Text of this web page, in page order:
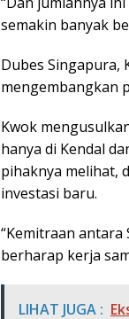
semakin banyak
Dubes Singapura,
mengembangkan
Kwok
hanya di Kendal
pihaknya melihat,
investasi baru.
“Kemitraan
berharap kerja
LIHAT JUGA :